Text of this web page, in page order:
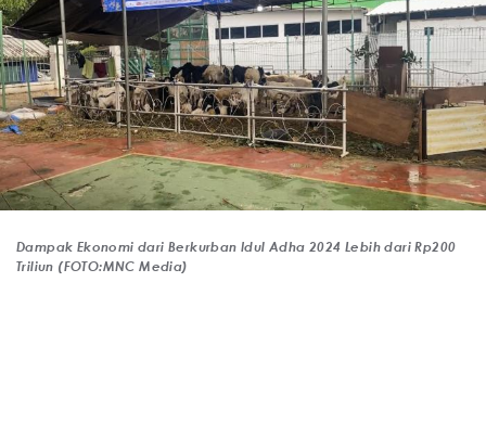
Dampak Ekonomi dari Berkurban Idul Adha 2024 Lebih dari Rp200
Triliun (FOTO:MNC Media)